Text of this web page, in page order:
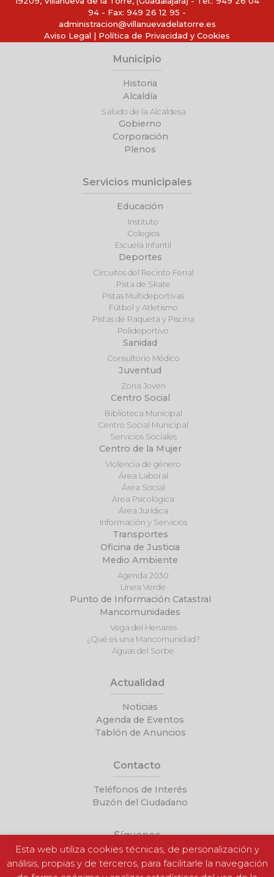
94 - Fax: 949 26 12 95 -
administracion@villanuevadelatorre.es
Aviso Legal | Política de Privacidad y Cookies
Municipio
Historia
Alcaldía
Saludo de la Alcaldesa
Gobierno
Corporación
Plenos
Servicios municipales
Educación
Instituto
Colegios
Escuela Infantil
Deportes
Circuitos del Recinto Ferial
Pista de Skate
Pistas Multideportivas
Fútbol y Atletismo
Pistas de Raqueta y Piscina
Polideportivo
Sanidad
Consultorio Médico
Juventud
Zona Joven
Centro Social
Biblioteca Municipal
Centro Social Municipal
Servicios Sociales
Centro de la Mujer
Violencia de género
Área Laboral
Área Social
Área Psicológica
Área Jurídica
Información y Servicios
Transportes
Oficina de Justicia
Medio Ambiente
Agenda 2030
Línea Verde
Punto de Información Catastral
Mancomunidades
Vega del Henares
¿Qué es una Mancomunidad?
Aguas del Sorbe
Actualidad
Noticias
Agenda de Eventos
Tablón de Anuncios
Contacto
Teléfonos de Interés
Buzón del Ciudadano
Síguenos
Esta web utiliza cookies técnicas, de personalización y
análisis, propias y de terceros, para facilitarle la navegación